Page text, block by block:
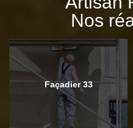
Nos
Façadier 33